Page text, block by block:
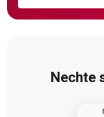
Nechte